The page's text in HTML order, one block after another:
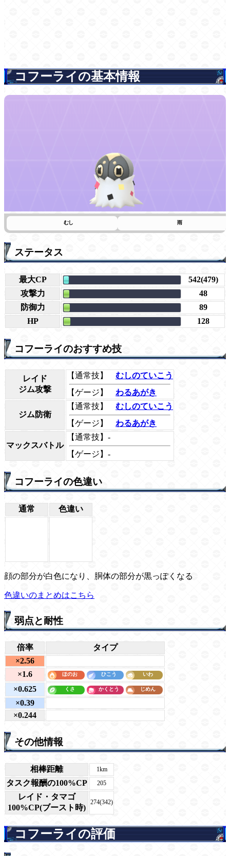
コフーライの基本情報
むし 雨
ステータス
最大CP
542(479)
攻撃力
48
防御力
89
HP
128
コフーライのおすすめ技
レイド
ジム攻撃
【通常技】
むしのていこう
【ゲージ】
わるあがき
ジム防衛
【通常技】
むしのていこう
【ゲージ】
わるあがき
マックスバトル
【通常技】-
【ゲージ】-
コフーライの色違い
通常 色違い
顔の部分が白色になり、胴体の部分が黒っぽくなる
色違いのまとめはこちら
弱点と耐性
倍率
タイプ
×2.56
×1.6
×0.625
×0.39
×0.244
その他情報
相棒距離 1km
タスク報酬の100%CP 205
レイド・タマゴ
100%CP(ブースト時)
274(342)
コフーライの評価